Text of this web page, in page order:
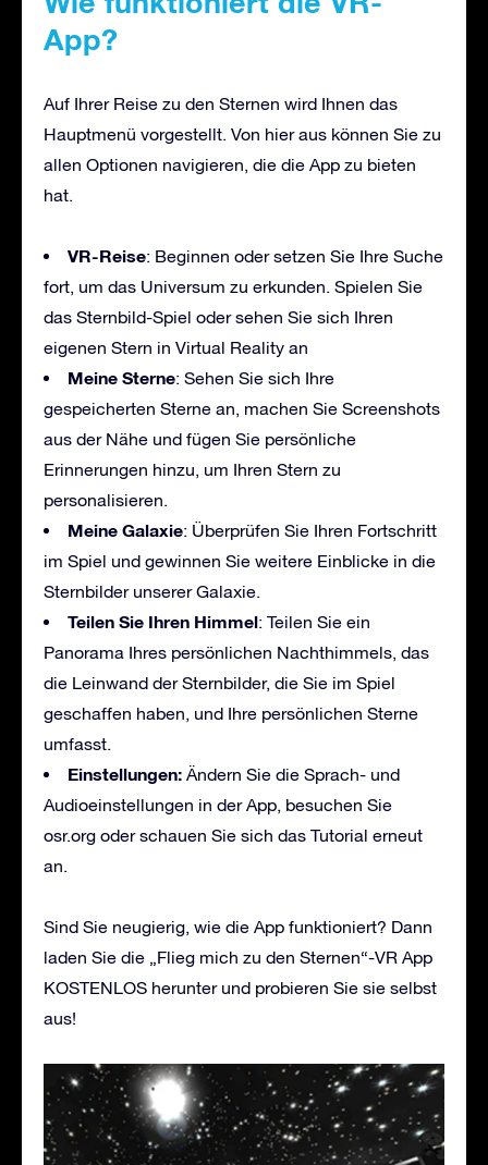
App?
Auf Ihrer Reise zu den Sternen wird Ihnen das
Hauptmenü vorgestellt. Von hier aus können Sie zu
allen Optionen navigieren, die die App zu bieten
hat.
VR-Reise: Beginnen oder setzen Sie Ihre Suche
fort, um das Universum zu erkunden. Spielen Sie
das Sternbild-Spiel oder sehen Sie sich Ihren
eigenen Stern in Virtual Reality an
Meine Sterne: Sehen Sie sich Ihre
gespeicherten Sterne an, machen Sie Screenshots
aus der Nähe und fügen Sie persönliche
Erinnerungen hinzu, um Ihren Stern zu
personalisieren.
Meine Galaxie: Überprüfen Sie Ihren Fortschritt
im Spiel und gewinnen Sie weitere Einblicke in die
Sternbilder unserer Galaxie.
Teilen Sie Ihren Himmel: Teilen Sie ein
Panorama Ihres persönlichen Nachthimmels, das
die Leinwand der Sternbilder, die Sie im Spiel
geschaffen haben, und Ihre persönlichen Sterne
umfasst.
Einstellungen: Ändern Sie die Sprach- und
Audioeinstellungen in der App, besuchen Sie
osr.org oder schauen Sie sich das Tutorial erneut
an.
Sind Sie neugierig, wie die App funktioniert? Dann
laden Sie die „Flieg mich zu den Sternen“-VR App
KOSTENLOS herunter und probieren Sie sie selbst
aus!